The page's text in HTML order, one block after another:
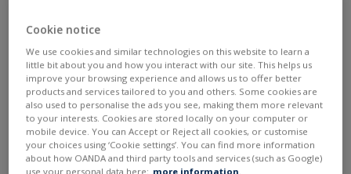
Cookie notice
We use cookies and similar technologies on this website to learn a
little bit about you and how you interact with our site. This helps us
improve your browsing experience and allows us to offer better
products and services tailored to you and others. Some cookies are
also used to personalise the ads you see, making them more relevant
to your interests. Cookies are stored locally on your computer or
mobile device. You can Accept or Reject all cookies, or customise
your choices using ‘Cookie settings’. You can find more information
about how OANDA and third party tools and services (such as Google)
use your personal data here: more information